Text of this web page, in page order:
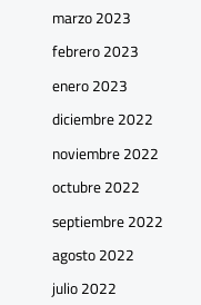
marzo 2023
febrero 2023
enero 2023
diciembre 2022
noviembre 2022
octubre 2022
septiembre 2022
agosto 2022
julio 2022